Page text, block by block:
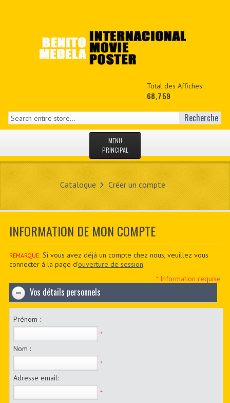
Total des Affiches:
68,759
Recherche
MENU
PRINCIPAL
MON COPTE
CONTACTER
PDF BOOKS
Catalogue Créer un compte
INFORMATION DE MON COMPTE
REMARQUE:Si vous avez déjá un compte chez nous, veuillez vous
connecter á la page d'ouverture de session.
* Information requise
Vos détails personnels
Prénom :
*
Nom :
*
Adresse email:
*